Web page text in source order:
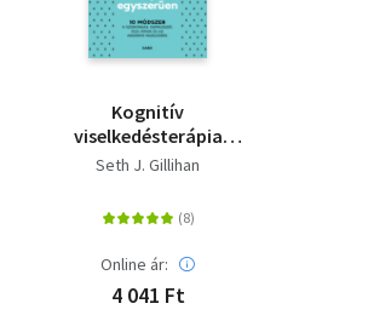
Kognitív
viselkedésterápia
egyszerűen - 10
depresszió, düh, pánik
és az aggódás
kezelésére
Seth J. Gillihan
Online ár:
4 041 Ft